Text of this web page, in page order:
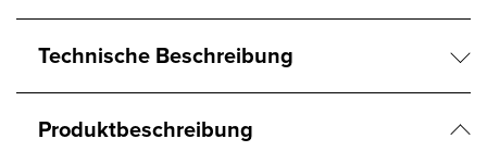
Technische Beschreibung
Produktbeschreibung